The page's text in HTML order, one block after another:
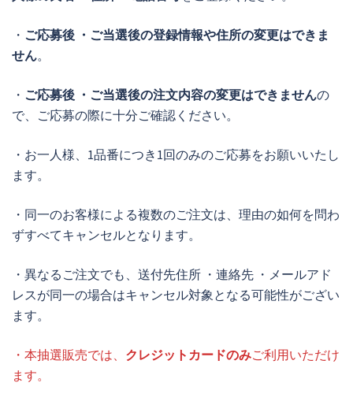
・ ご応募後 ・ご当選後の登録情報や住所の変更はできま
せん。
・ ご応募後 ・ご当選後の注文内容の変更はできませんの
で、ご応募の際に十分ご確認ください。
・お一人様、1品番につき1回のみのご応募をお願いいたし
ます。
・同一のお客様による複数のご注文は、理由の如何を問わ
ずすべてキャンセルとなります。
・異なるご注文でも、送付先住所 ・連絡先 ・メールアド
レスが同一の場合はキャンセル対象となる可能性がござい
ます。
・本抽選販売では、 クレジットカードのみご利用いただけ
ます。